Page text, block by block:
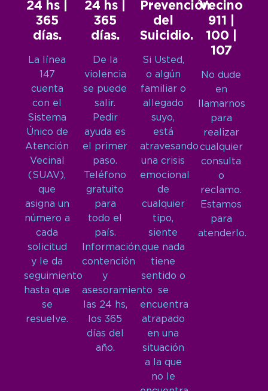
24 hs |
365
días.
La línea
147
cuenta
con el
Sistema
Único de
Atención
Vecinal
(SUAV),
que
asigna un
número a
cada
solicitud
y le da
seguimiento
hasta que
se
resuelve.
24 hs |
365
días.
De la
violencia
se puede
salir.
Pedir
ayuda es
el primer
paso.
Teléfono
gratuito
para
todo el
país.
Información,
contención
y
asesoramiento
las 24 hs,
los 365
días del
año.
Prevención
del
Suicidio.
Si Usted,
o algún
familiar o
allegado
suyo,
está
atravesando
una crisis
emocional
de
cualquier
tipo,
siente
que nada
tiene
sentido o
se
encuentra
atrapado
en una
situación
a la que
no le
Vecino
911 |
100 |
107
No dude
en
llamarnos
para
realizar
cualquier
consulta
o
reclamo.
Estamos
para
atenderlo.